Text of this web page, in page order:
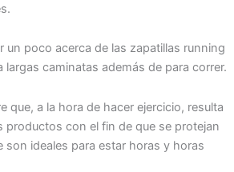
un poco acerca de las zapatillas running
largas caminatas además de para correr.
que, a la hora de hacer ejercicio, resulta
productos con el fin de que se protejan
son ideales para estar horas y horas